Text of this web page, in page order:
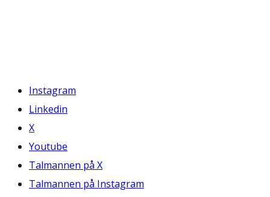
Instagram
Linkedin
X
Youtube
Talmannen på X
Talmannen på Instagram